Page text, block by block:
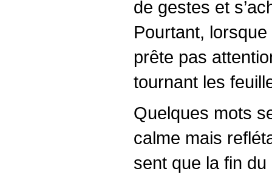
de gestes et
Pourtant, lorsque
prête pas
tournant les
Quelques mots
calme mais
sent que la fin